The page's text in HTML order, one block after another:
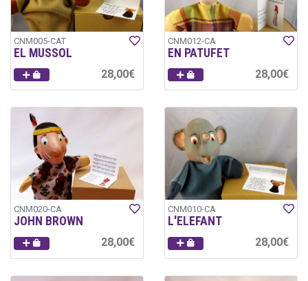
CNM005-CAT
EL MUSSOL
28,00€
CNM012-CA
EN PATUFET
28,00€
CNM020-CA
JOHN BROWN
28,00€
CNM010-CA
L'ELEFANT
28,00€